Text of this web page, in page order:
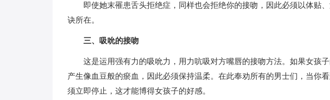
即使她末罹患舌头拒绝症，同样也会拒绝你的接吻，因此必须以体贴
诀所在。
三、吸吮的接吻
这是运用强有力的吸吮力，用力吭吸对方嘴唇的接吻方法。如果女孩
产生像血豆般的瘀血，因此必须保持温柔。在此奉劝所有的男士们，当你
须立即停止，这才能博得女孩子的好感。